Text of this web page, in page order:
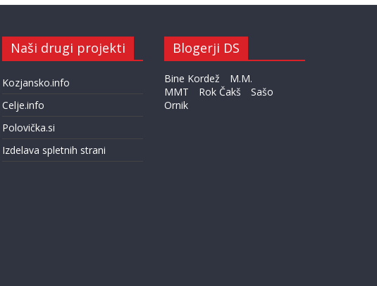
Naši drugi projekti
Kozjansko.info
Celje.info
Polovička.si
Izdelava spletnih strani
Blogerji DS
Bine Kordež
M.M.
MMT
Rok Čakš
Sašo
Ornik